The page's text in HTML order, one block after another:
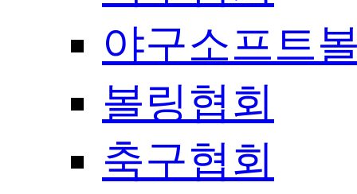
야구소프트
볼링협회
축구협회